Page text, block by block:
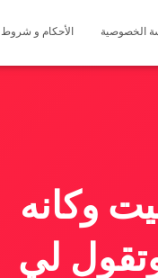
الخصوصية الأحكام و شروط
وكانه
لي